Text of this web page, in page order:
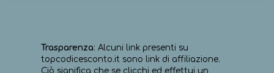
Trasparenza: Alcuni link presenti su
topcodicesconto.it sono link di affiliazione.
Ciò significa che se clicchi ed effettui un